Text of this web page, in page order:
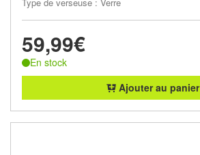
59,99€
En stock
Ajouter au panier